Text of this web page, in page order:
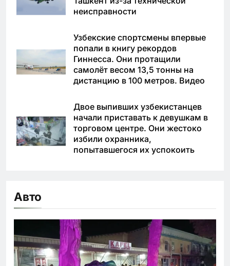
неисправности
Узбекские спортсмены впервые
попали в книгу рекордов
Гиннесса. Они протащили
самолёт весом 13,5 тонны на
дистанцию в 100 метров. Видео
Двое выпивших узбекистанцев
начали приставать к девушкам в
торговом центре. Они жестоко
избили охранника,
попытавшегося их успокоить
Авто